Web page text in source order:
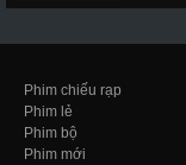
Phim chiếu rạp
Phim lẻ
Phim bộ
Phim mới